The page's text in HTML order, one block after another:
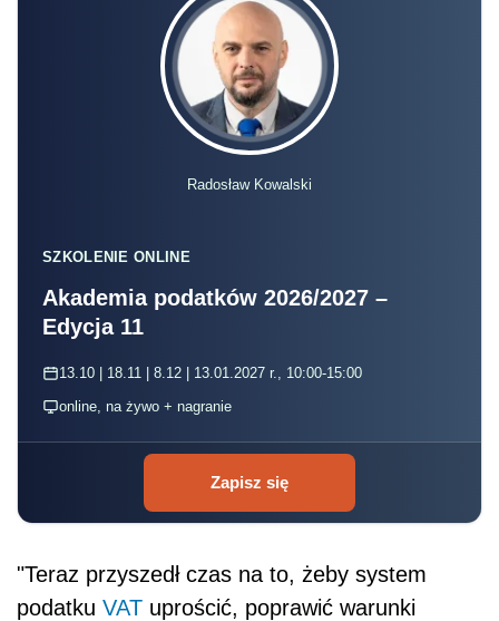
Radosław Kowalski
SZKOLENIE ONLINE
Akademia podatków 2026/2027 –
Edycja 11
13.10 | 18.11 | 8.12 | 13.01.2027 r., 10:00-15:00
online, na żywo + nagranie
Zapisz się
"Teraz przyszedł czas na to, żeby system
podatku VAT uprościć, poprawić warunki